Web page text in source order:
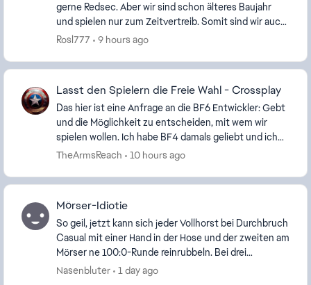
gerne Redsec. Aber wir sind schon älteres Baujahr
und spielen nur zum Zeitvertreib. Somit sind wir auch
nicht besonders gut, wenn auch nicht schlecht....
Rosl777 9 hours ago
Lasst den Spielern die Freie Wahl - Crossplay
Das hier ist eine Anfrage an die BF6 Entwickler: Gebt
und die Möglichkeit zu entscheiden, mit wem wir
spielen wollen. Ich habe BF4 damals geliebt und ich
merke jetzt wie sehr ich mit zurückwünsche...
TheArmsReach 10 hours ago
Mörser-Idiotie
So geil, jetzt kann sich jeder Vollhorst bei Durchbruch
Casual mit einer Hand in der Hose und der zweiten am
Mörser ne 100:0-Runde reinrubbeln. Bei drei
Mörserwichten knallt man sogar die Tanks gleic...
Nasenbluter 1 day ago